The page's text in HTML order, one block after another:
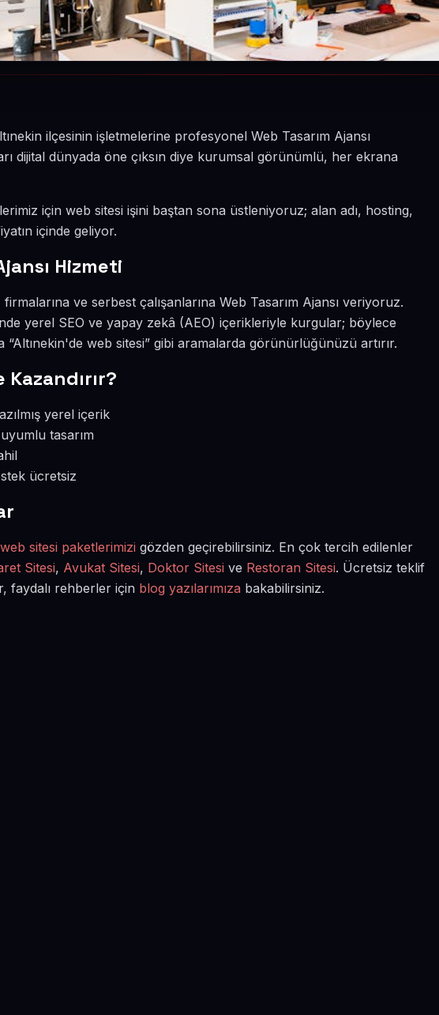
ilçesinin işletmelerine profesyonel Web Tasarım Ajansı
dijital dünyada öne çıksın diye kurumsal görünümlü, her ekrana
için web sitesi işini baştan sona üstleniyoruz; alan adı, hosting,
içinde geliyor.
Hizmeti
ve serbest çalışanlarına Web Tasarım Ajansı veriyoruz.
yerel SEO ve yapay zekâ (AEO) içerikleriyle kurgular; böylece
“Altınekin'de web sitesi” gibi aramalarda görünürlüğünüzü artırır.
yerel içerik
tasarım
ücretsiz
web sitesi paketlerimizi gözden geçirebilirsiniz. En çok tercih edilenler
Sitesi, Avukat Sitesi, Doktor Sitesi ve Restoran Sitesi. Ücretsiz teklif
faydalı rehberler için blog yazılarımıza bakabilirsiniz.